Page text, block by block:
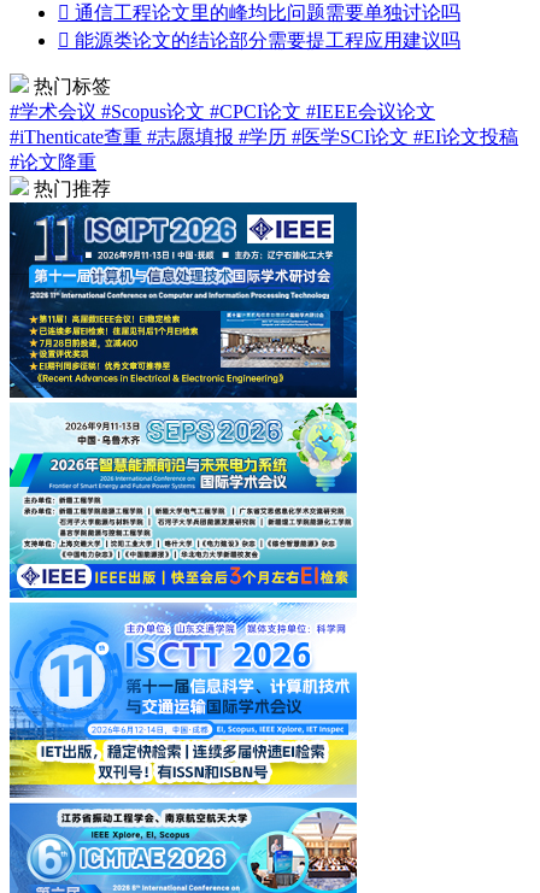
 通信工程论文里的峰均比问题需要单独讨论吗
 能源类论文的结论部分需要提工程应用建议吗
热门标签
#学术会议 #Scopus论文 #CPCI论文 #IEEE会议论文
#iThenticate查重 #志愿填报 #学历 #医学SCI论文 #EI论文投稿
#论文降重
热门推荐